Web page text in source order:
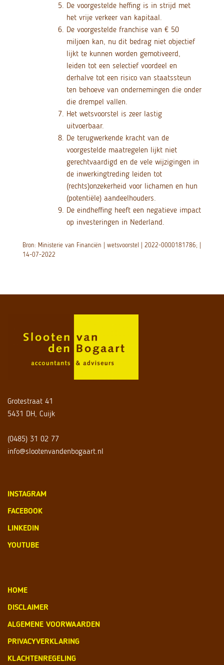
De voorgestelde heffing is in strijd met
het vrije verkeer van kapitaal.
De voorgestelde franchise van € 50
miljoen kan, nu dit bedrag niet objectief
lijkt te kunnen worden gemotiveerd,
leiden tot een selectief voordeel en
derhalve tot een risico van staatssteun
ten behoeve van ondernemingen die onder
die drempel vallen.
Het wetsvoorstel is zeer lastig
uitvoerbaar.
De terugwerkende kracht van de
voorgestelde maatregelen lijkt niet
gerechtvaardigd en de vele wijzigingen in
de inwerkingtreding leiden tot
(rechts)onzekerheid voor lichamen en hun
(potentiële) aandeelhouders.
De eindheffing heeft een negatieve impact
op investeringen in Nederland.
Bron: Ministerie van Financiën | wetsvoorstel | 2022-0000181786; |
14-07-2022
Grotestraat 41
5431 DH, Cuijk
(0485) 31 02 77
info@slootenvandenbogaart.nl
INSTAGRAM
FACEBOOK
LINKEDIN
YOUTUBE
HOME
DISCLAIMER
ALGEMENE VOORWAARDEN
PRIVACYVERKLARING
KLACHTENREGELING